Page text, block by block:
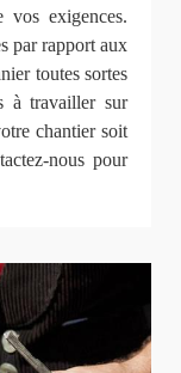
vos exigences.
par rapport aux
toutes sortes
à travailler sur
chantier soit
nous pour